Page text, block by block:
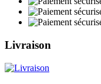
Livraison